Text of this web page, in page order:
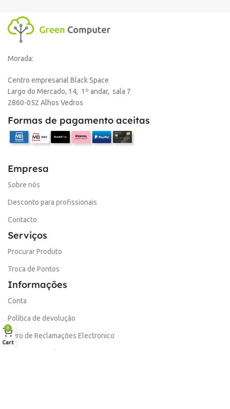
Morada:
Centro empresarial Black Space
Largo do Mercado, 14, 1º andar, sala 7
2860-052 Alhos Vedros
Formas de pagamento aceitas
Empresa
Sobre nós
Desconto para profissionais
Contacto
Serviços
Procurar Produto
Troca de Pontos
Informações
Conta
Política de devolução
Livro de Reclamações Electronico
0
Cart